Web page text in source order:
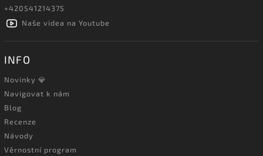
+420541214375
Naše videa na Youtube
INFO
Novinky 💎
Navigovat k nám
Blog
Recenze
Návody
Věrnostní program